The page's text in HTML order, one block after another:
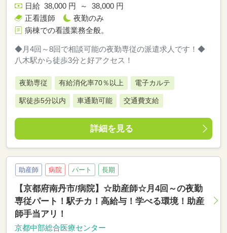
日給 38,000 円 ～ 38,000 円
正看護師
夜勤のみ
病棟での看護業務全般。
◆月4回～8回で相談可能の夜勤専従の派遣求人です！◆
八木駅から徒歩3分と好アクセス！
夜勤専従 有給消化率70％以上 電子カルテ
駅徒歩5分以内 車通勤可能 交通費支給
詳細を見る
助産師 病院 パート 長期
【京都府南丹市/病院】☆助産師☆月4回～の夜勤
専従パート！駅チカ！高給与！学べる環境！助産
師手当アリ！
京都中部総合医療センター